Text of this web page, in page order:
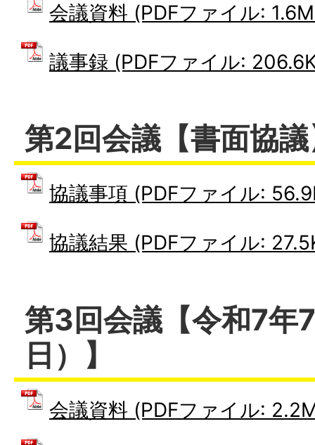
会議資料 (PDFファイル:
議事録 (PDFファイル:
第2回会議【書面協
協議事項 (PDFファイル:
協議結果 (PDFファイル:
第3回会議【令和7年
日）】
会議資料 (PDFファイル: